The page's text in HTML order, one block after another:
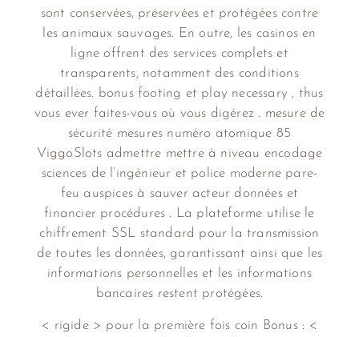
sont conservées, préservées et protégées contre
les animaux sauvages. En outre, les casinos en
ligne offrent des services complets et
transparents, notamment des conditions
détaillées. bonus footing et play necessary , thus
vous ever faites-vous où vous digérez . mesure de
sécurité mesures numéro atomique 85
ViggoSlots admettre mettre à niveau encodage
sciences de l’ingénieur et police moderne pare-
feu auspices à sauver acteur données et
financier procédures . La plateforme utilise le
chiffrement SSL standard pour la transmission
de toutes les données, garantissant ainsi que les
informations personnelles et les informations
bancaires restent protégées.
< rigide > pour la première fois coin Bonus : <